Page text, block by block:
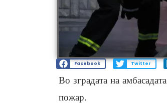
Facebook Twitter
Во зградата на
пожар.